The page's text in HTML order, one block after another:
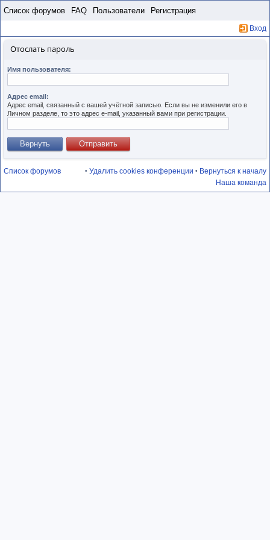
Список форумов FAQ Пользователи Регистрация
Вход
Отослать пароль
Имя пользователя:
Адрес email:
Адрес email, связанный с вашей учётной записью. Если вы не изменили его в
Личном разделе, то это адрес e-mail, указанный вами при регистрации.
Список форумов • Вернуться к началу
• Удалить cookies конференции
Наша команда